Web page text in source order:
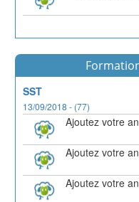
SST
13/09/2018 - (77)
Ajoutez votre
Ajoutez votre
Ajoutez votre